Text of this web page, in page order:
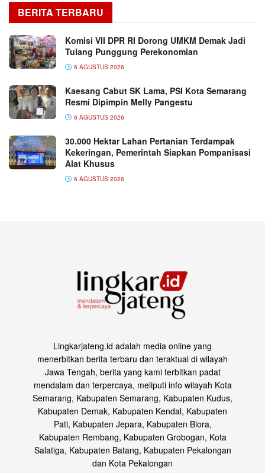
BERITA TERBARU
Komisi VII DPR RI Dorong UMKM Demak Jadi
Tulang Punggung Perekonomian
6 AGUSTUS 2026
Kaesang Cabut SK Lama, PSI Kota Semarang
Resmi Dipimpin Melly Pangestu
6 AGUSTUS 2026
30.000 Hektar Lahan Pertanian Terdampak
Kekeringan, Pemerintah Siapkan Pompanisasi
Alat Khusus
6 AGUSTUS 2026
Lingkarjateng.id adalah media online yang
menerbitkan berita terbaru dan teraktual di wilayah
Jawa Tengah, berita yang kami terbitkan padat
mendalam dan terpercaya, meliputi info wilayah Kota
Semarang, Kabupaten Semarang, Kabupaten Kudus,
Kabupaten Demak, Kabupaten Kendal, Kabupaten
Pati, Kabupaten Jepara, Kabupaten Blora,
Kabupaten Rembang, Kabupaten Grobogan, Kota
Salatiga, Kabupaten Batang, Kabupaten Pekalongan
dan Kota Pekalongan